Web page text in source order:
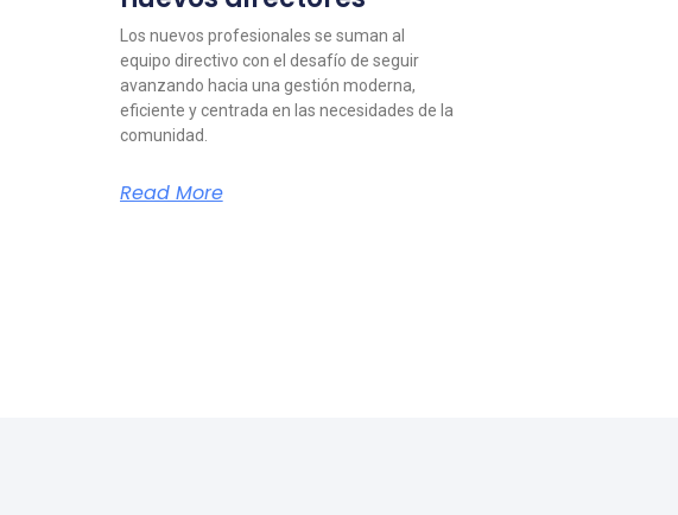
Los nuevos profesionales se suman al
equipo directivo con el desafío de seguir
avanzando hacia una gestión moderna,
eficiente y centrada en las necesidades de la
comunidad.
Read More